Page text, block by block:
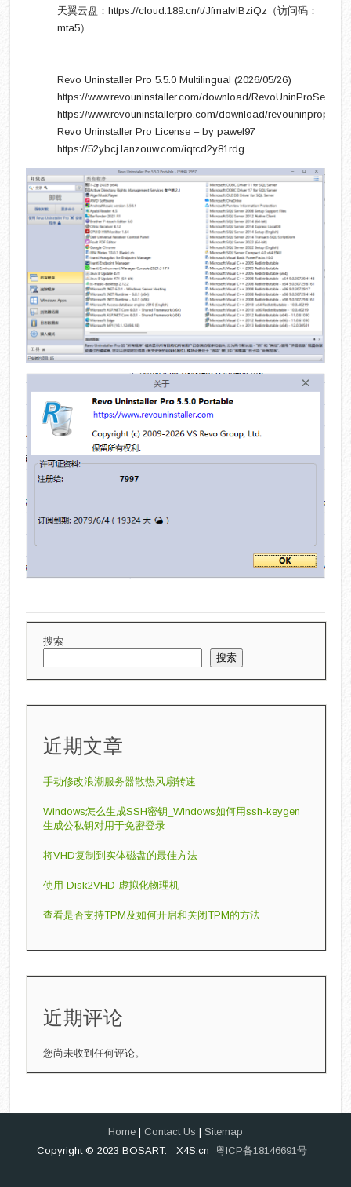
天翼云盘：https://cloud.189.cn/t/JfmaIvIBziQz（访问码：
mta5）
Revo Uninstaller Pro 5.5.0 Multilingual (2026/05/26)
https://www.revouninstaller.com/download/
https://www.revouninstallerpro.com/download/
Revo Uninstaller Pro License – by pawel97
https://52ybcj.lanzouw.com/iqtcd2y81rdg
搜索
搜索
近期文章
手动修改‌浪潮服务器散热风扇转速
Windows怎么生成SSH密钥_Windows如何用ssh-keygen
生成公私钥对用于免密登录
将VHD复制到实体磁盘的最佳方法
使用 Disk2VHD 虚拟化物理机
查看是否支持TPM及如何开启和关闭TPM的方法
近期评论
您尚未收到任何评论。
Home| Contact Us | Sitemap
Copyright © 2023 BOSART. X4S.cn粤ICP备18146691号